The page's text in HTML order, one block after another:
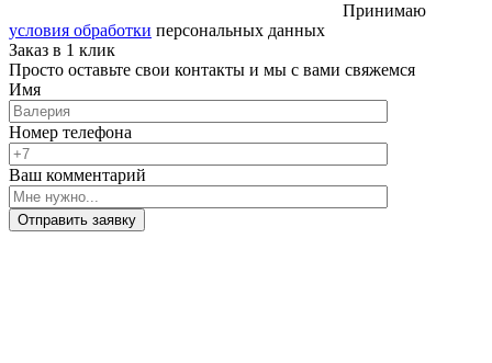
Принимаю
условия обработки персональных данных
Заказ в 1 клик
Просто оставьте свои контакты и мы с вами свяжемся
Имя
Номер телефона
Ваш комментарий
Отправить заявку